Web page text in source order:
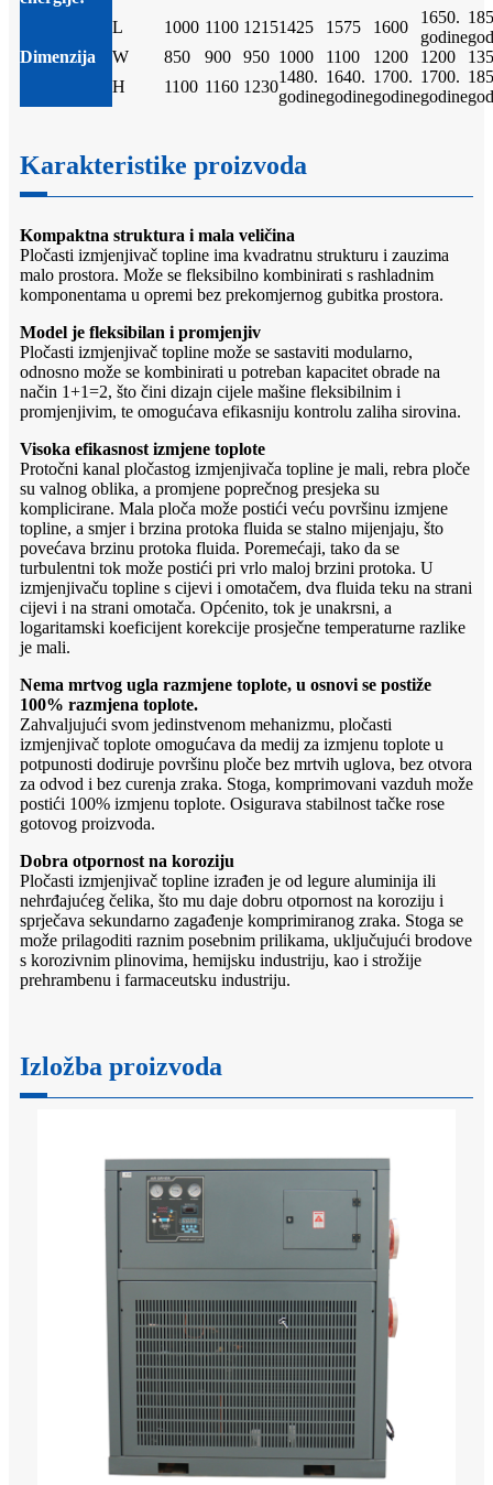
Dimenzija
L 1000 1100 12151425 1575 1600
1650.
godine
W
850 900 950 1000 1100 1200 1200
H
1100 1160 1230
1480.
godine
1640.
godine
1700.
godine
1700.
godine
Karakteristike proizvoda
Kompaktna struktura i mala veličina
Pločasti izmjenjivač topline ima kvadratnu strukturu i zauzima
malo prostora. Može se fleksibilno kombinirati s rashladnim
komponentama u opremi bez prekomjernog gubitka prostora.
Model je fleksibilan i promjenjiv
Pločasti izmjenjivač topline može se sastaviti modularno,
odnosno može se kombinirati u potreban kapacitet obrade na
način 1+1=2, što čini dizajn cijele mašine fleksibilnim i
promjenjivim, te omogućava efikasniju kontrolu zaliha sirovina.
Visoka efikasnost izmjene toplote
Protočni kanal pločastog izmjenjivača topline je mali, rebra ploče
su valnog oblika, a promjene poprečnog presjeka su
komplicirane. Mala ploča može postići veću površinu izmjene
topline, a smjer i brzina protoka fluida se stalno mijenjaju, što
povećava brzinu protoka fluida. Poremećaji, tako da se
turbulentni tok može postići pri vrlo maloj brzini protoka. U
izmjenjivaču topline s cijevi i omotačem, dva fluida teku na strani
cijevi i na strani omotača. Općenito, tok je unakrsni, a
logaritamski koeficijent korekcije prosječne temperaturne razlike
je mali.
Nema mrtvog ugla razmjene toplote, u osnovi se postiže
100% razmjena toplote.
Zahvaljujući svom jedinstvenom mehanizmu, pločasti
izmjenjivač toplote omogućava da medij za izmjenu toplote u
potpunosti dodiruje površinu ploče bez mrtvih uglova, bez otvora
za odvod i bez curenja zraka. Stoga, komprimovani vazduh može
postići 100% izmjenu toplote. Osigurava stabilnost tačke rose
gotovog proizvoda.
Dobra otpornost na koroziju
Pločasti izmjenjivač topline izrađen je od legure aluminija ili
nehrđajućeg čelika, što mu daje dobru otpornost na koroziju i
sprječava sekundarno zagađenje komprimiranog zraka. Stoga se
može prilagoditi raznim posebnim prilikama, uključujući brodove
s korozivnim plinovima, hemijsku industriju, kao i strožije
prehrambenu i farmaceutsku industriju.
Izložba proizvoda